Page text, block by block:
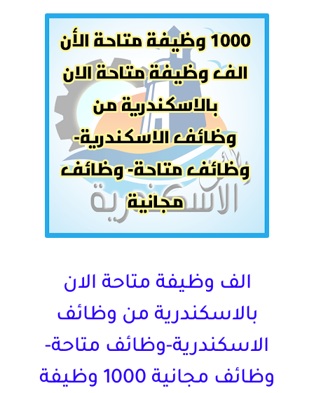
الف وظيفة متاحة الان
بالاسكندرية من وظائف
الاسكندرية-وظائف متاحة-
وظائف مجانية 1000 وظيفة